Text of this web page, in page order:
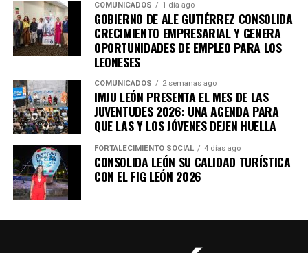
COMUNICADOS 1 día ago
GOBIERNO DE ALE GUTIÉRREZ CONSOLIDA
CRECIMIENTO EMPRESARIAL Y GENERA
OPORTUNIDADES DE EMPLEO PARA LOS
LEONESES
COMUNICADOS 2 semanas ago
IMJU LEÓN PRESENTA EL MES DE LAS
JUVENTUDES 2026: UNA AGENDA PARA
QUE LAS Y LOS JÓVENES DEJEN HUELLA
FORTALECIMIENTO SOCIAL 4 días ago
CONSOLIDA LEÓN SU CALIDAD TURÍSTICA
CON EL FIG LEÓN 2026